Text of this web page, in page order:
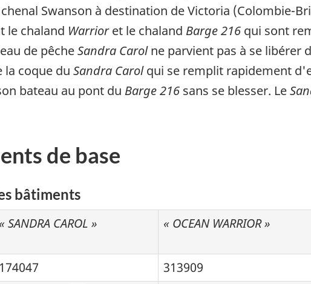
Swanson à destination de Victoria (Colombie-
le chaland Warrioret le chaland Barge 216 qui sont
de pêcheSandra Carolne parvient pas à se libérer
la coque du Sandra Carolqui se remplit rapidement
bateau au pont du Barge 216 sans se blesser. Le
de base
bâtiments
« SANDRA CAROL » « OCEAN WARRIOR »
174047 313909